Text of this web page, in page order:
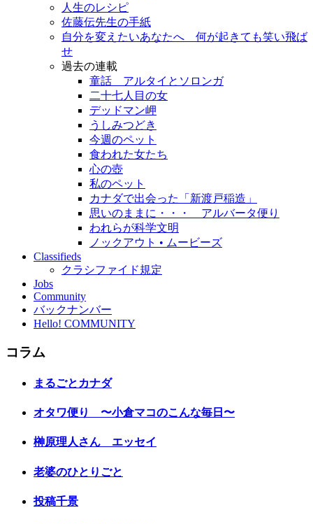
人生のレシピ
佐藤伝先生の手紙
自分を変えたいあなたへ 何が起きても笑い飛ば
せ
過去の連載
童話 アルタイとソロンガ
二十七人目の女
デッドマン岬
うしみつどき
今週のペット
食われた女たち
心の壺
私のペット
カナダで出会った「新渡戸稲造」
思いのままに・・・ アルバータ便り
われらが科学文明
ノックアウト • ムービーズ
Classifieds
クラシファイド規定
Jobs
Community
バックナンバー
Hello! COMMUNITY
コラム
まるごとカナダ
オタワ便り 〜小倉マコのこんな毎日〜
榊原理人さん エッセイ
老婆のひとりごと
投稿千景